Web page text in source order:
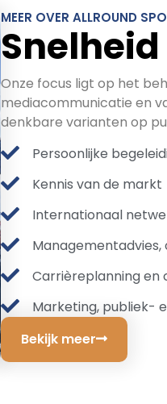
MEER OVER ALLROUND
Onze focus ligt op het
mediacommunicatie en
denkbare varianten op
Persoonlijke
Kennis van de markt
Internationaal
Carrièreplanning en
Marketing, publiek-
Bekijk meer